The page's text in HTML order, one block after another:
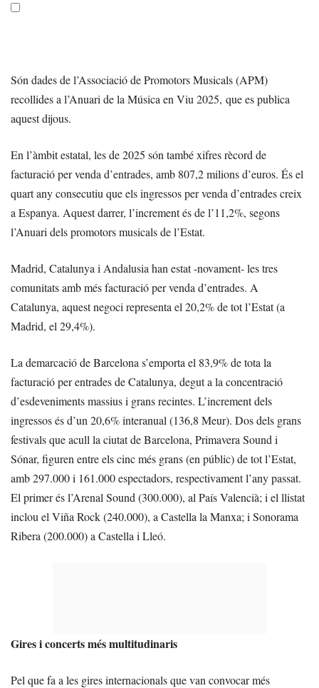
Són dades de l’Associació de Promotors Musicals (APM)
recollides a l’Anuari de la Música en Viu 2025, que es publica
aquest dijous.
En l’àmbit estatal, les de 2025 són també xifres rècord de
facturació per venda d’entrades, amb 807,2 milions d’euros. És el
quart any consecutiu que els ingressos per venda d’entrades creix
a Espanya. Aquest darrer, l’increment és de l’11,2%, segons
l’Anuari dels promotors musicals de l’Estat.
Madrid, Catalunya i Andalusia han estat -novament- les tres
comunitats amb més facturació per venda d’entrades. A
Catalunya, aquest negoci representa el 20,2% de tot l’Estat (a
Madrid, el 29,4%).
La demarcació de Barcelona s’emporta el 83,9% de tota la
facturació per entrades de Catalunya, degut a la concentració
d’esdeveniments massius i grans recintes. L’increment dels
ingressos és d’un 20,6% interanual (136,8 Meur). Dos dels grans
festivals que acull la ciutat de Barcelona, Primavera Sound i
Sónar, figuren entre els cinc més grans (en públic) de tot l’Estat,
amb 297.000 i 161.000 espectadors, respectivament l’any passat.
El primer és l’Arenal Sound (300.000), al País Valencià; i el llistat
inclou el Viña Rock (240.000), a Castella la Manxa; i Sonorama
Ribera (200.000) a Castella i Lleó.
Gires i concerts més multitudinaris
Pel que fa a les gires internacionals que van convocar més